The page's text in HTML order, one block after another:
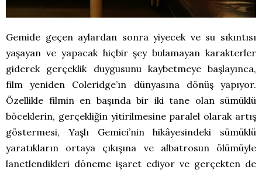
Gemide geçen aylardan sonra yiyecek ve su sıkıntısı
yaşayan ve yapacak hiçbir şey bulamayan karakterler
giderek gerçeklik duygusunu kaybetmeye başlayınca,
film yeniden Coleridge’ın dünyasına dönüş yapıyor.
Özellikle filmin en başında bir iki tane olan sümüklü
böceklerin, gerçekliğin yitirilmesine paralel olarak artış
göstermesi, Yaşlı Gemici’nin hikâyesindeki sümüklü
yaratıkların ortaya çıkışına ve albatrosun ölümüyle
lanetlendikleri döneme işaret ediyor ve gerçekten de